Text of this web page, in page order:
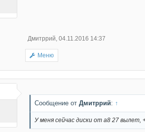
Дмитррий, 04.11.2016 14:37
Меню
Сообщение от Дмитррий: ↑
У меня сейчас диски от а8 27